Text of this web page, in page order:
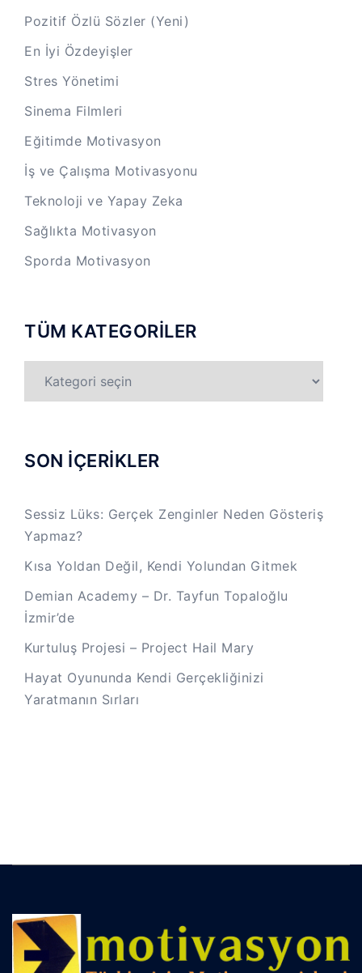
Pozitif Özlü Sözler (Yeni)
En İyi Özdeyişler
Stres Yönetimi
Sinema Filmleri
Eğitimde Motivasyon
İş ve Çalışma Motivasyonu
Teknoloji ve Yapay Zeka
Sağlıkta Motivasyon
Sporda Motivasyon
TÜM KATEGORİLER
KATEGORİLER
SON İÇERİKLER
Sessiz Lüks: Gerçek Zenginler Neden Gösteriş
Yapmaz?
Kısa Yoldan Değil, Kendi Yolundan Gitmek
Demian Academy – Dr. Tayfun Topaloğlu
İzmir’de
Kurtuluş Projesi – Project Hail Mary
Hayat Oyununda Kendi Gerçekliğinizi
Yaratmanın Sırları